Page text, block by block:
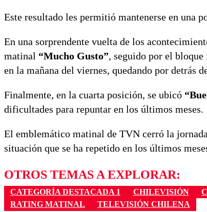
Este resultado les permitió mantenerse en una
En una sorprendente vuelta de los
matinal “Mucho Gusto”, seguido por el
en la mañana del viernes, quedando por detrás
Finalmente, en la cuarta posición, se ubicó
dificultades para repuntar en los últimos meses.
El emblemático matinal de TVN cerró la
situación que se ha repetido en los últimos
OTROS TEMAS A EXPLORAR:
CATEGORÍA DESTACADA 1 CHILEVISIÓN
RATING MATINAL
TELEVISIÓN CHILENA